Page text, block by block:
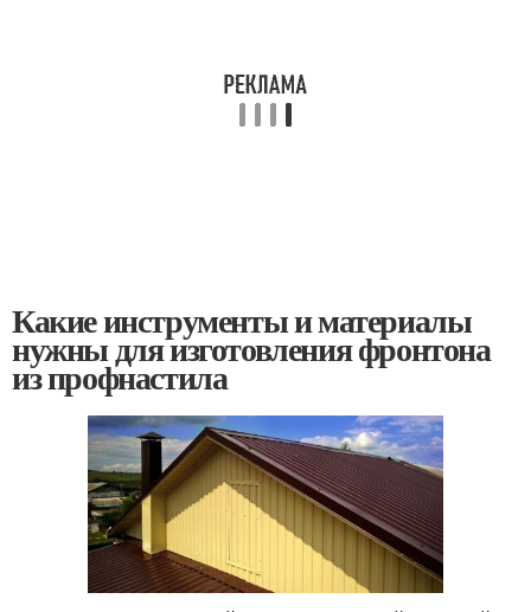
Какие инструменты и материалы
нужны для изготовления фронтона
из профнастила